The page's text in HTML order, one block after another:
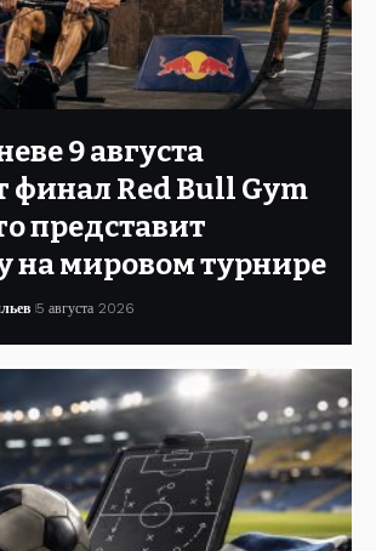
9 августа
финал Red Bull Gym
представит
на мировом турнире
5 августа 2026